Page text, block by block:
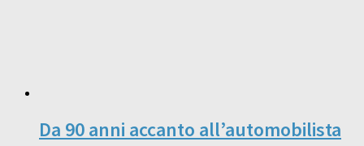
Da 90 anni accanto all’automobilista